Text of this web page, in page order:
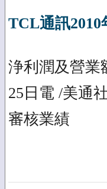
TCL通訊2010
浄利潤及營業
25日電 /美通
審核業績